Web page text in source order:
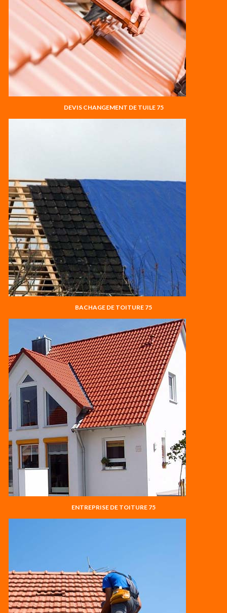
DEVIS CHANGEMENT DE TUILE 75
BACHAGE DE TOITURE 75
ENTREPRISE DE TOITURE 75